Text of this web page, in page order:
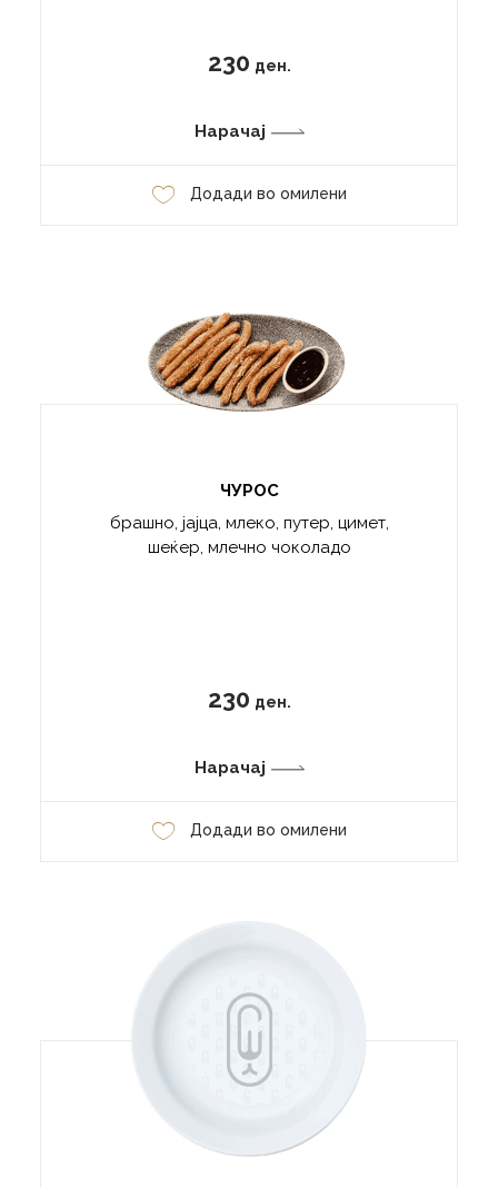
230 ден.
Нарачај
Додади во омилени
ЧУРОС
брашно, јајца, млеко, путер, цимет,
шеќер, млечно чоколадо
230 ден.
Нарачај
Додади во омилени